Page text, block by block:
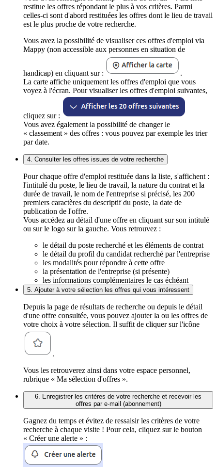
restitue les offres répondant le plus à vos critères. Parmi
celles-ci sont d'abord restituées les offres dont le lieu de travail
est le plus proche de votre recherche.
Vous avez la possibilité de visualiser ces offres d'emploi via
Mappy (non accessible aux personnes en situation de
handicap) en cliquant sur :
.
La carte affiche uniquement les offres d'emploi que vous
voyez à l'écran. Pour visualiser les offres d'emploi suivantes,
cliquez sur :
Vous avez également la possibilité de changer le
« classement » des offres : vous pouvez par exemple les trier
par date.
4. Consulter les offres issues de votre recherche
Pour chaque offre d'emploi restituée dans la liste, s'affichent :
l'intitulé du poste, le lieu de travail, la nature du contrat et la
durée de travail, le nom de l'entreprise si précisé, les 200
premiers caractères du descriptif du poste, la date de
publication de l'offre.
Vous accédez au détail d'une offre en cliquant sur son intitulé
ou sur le logo sur la gauche. Vous retrouvez :
le détail du poste recherché et les éléments de contrat
le détail du profil du candidat recherché par l'entreprise
les modalités pour répondre à cette offre
la présentation de l'entreprise (si présente)
les informations complémentaires le cas échéant
5. Ajouter à votre sélection les offres qui vous intéressent
Depuis la page de résultats de recherche ou depuis le détail
d'une offre consultée, vous pouvez ajouter la ou les offres de
votre choix à votre sélection. Il suffit de cliquer sur l'icône
.
Vous les retrouverez ainsi dans votre espace personnel,
rubrique « Ma sélection d'offres ».
6. Enregistrer les critères de votre recherche et recevoir les
offres par e-mail (abonnement)
Gagnez du temps et évitez de ressaisir les critères de votre
recherche à chaque visite ! Pour cela, cliquez sur le bouton
« Créer une alerte » :